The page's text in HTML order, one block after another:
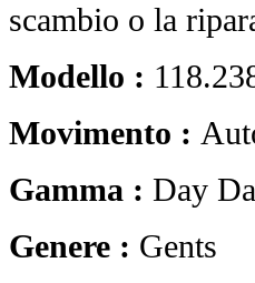
scambio o la
Modello :
Movimento :
Gamma : Day
Genere : Gents